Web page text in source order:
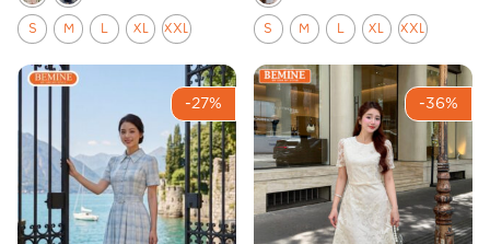
S M L XL XXL S M L XL XXL
-27% -36%